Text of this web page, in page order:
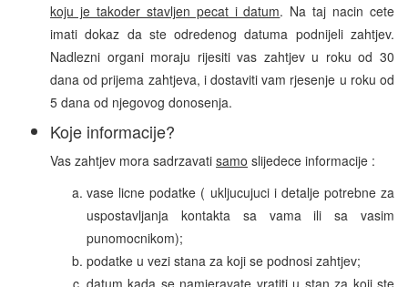
koju je takoder stavljen pecat i datum. Na taj nacin cete
imati dokaz da ste odredenog datuma podnijeli zahtjev.
Nadlezni organi moraju rijesiti vas zahtjev u roku od 30
dana od prijema zahtjeva, i dostaviti vam rjesenje u roku od
5 dana od njegovog donosenja.
Koje informacije?
Vas zahtjev mora sadrzavati samo slijedece informacije :
vase licne podatke ( ukljucujuci i detalje potrebne za
uspostavljanja kontakta sa vama ili sa vasim
punomocnikom);
podatke u vezi stana za koji se podnosi zahtjev;
datum kada se namjeravate vratiti u stan za koji ste